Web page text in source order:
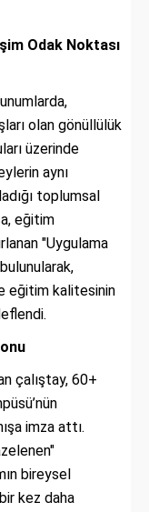
Odak Noktası
olan gönüllülük
üzerinde
aynı
toplumsal
eğitim
"Uygulama
eğitim kalitesinin
çalıştay, 60+
imza attı.
bireysel
kez daha